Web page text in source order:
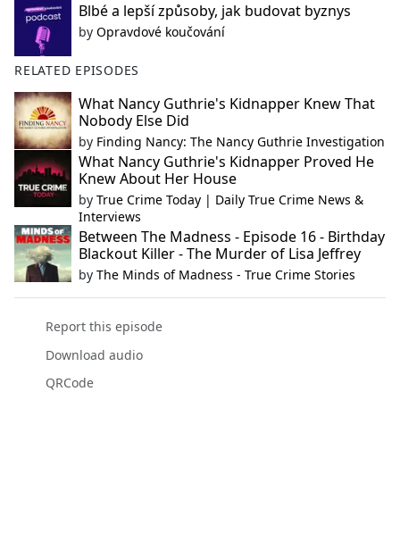
Blbé a lepší způsoby, jak budovat byznys
by Opravdové koučování
RELATED EPISODES
What Nancy Guthrie's Kidnapper Knew That
Nobody Else Did
by Finding Nancy: The Nancy Guthrie Investigation
What Nancy Guthrie's Kidnapper Proved He
Knew About Her House
by True Crime Today | Daily True Crime News &
Interviews
Between The Madness - Episode 16 - Birthday
Blackout Killer - The Murder of Lisa Jeffrey
by The Minds of Madness - True Crime Stories
Report this episode
Download audio
QRCode